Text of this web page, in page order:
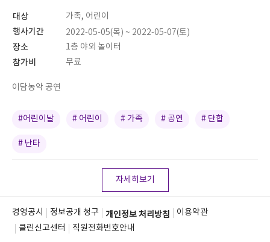
대상 가족, 어린이
행사기간 2022-05-05(목) ~ 2022-05-07(토)
장소 1층 야외 놀이터
참가비 무료
이담농악 공연
#어린이날 # 어린이 # 가족 # 공연 # 단합
# 난타
자세히보기
경영공시 정보공개 청구 개인정보 처리방침
이용약관
클린신고센터
직원전화번호안내